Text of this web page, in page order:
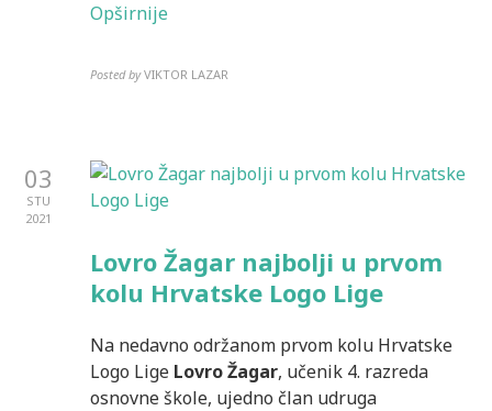
Opširnije
Posted by VIKTOR LAZAR
03
STU
2021
Lovro Žagar najbolji u prvom
kolu Hrvatske Logo Lige
Na nedavno održanom prvom kolu Hrvatske
Logo Lige Lovro Žagar, učenik 4. razreda
osnovne škole, ujedno član udruga